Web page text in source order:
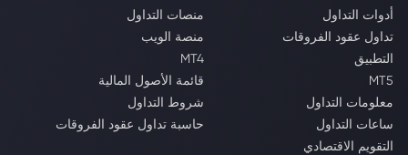
أدوات التداول
منصات التداول
تداول عقود الفروقات
منصة الويب
التطبيق
MT4
MT5
قائمة الأصول المالية
معلومات التداول
شروط التداول
ساعات التداول
حاسبة تداول عقود الفروقات
التقويم الاقتصادي